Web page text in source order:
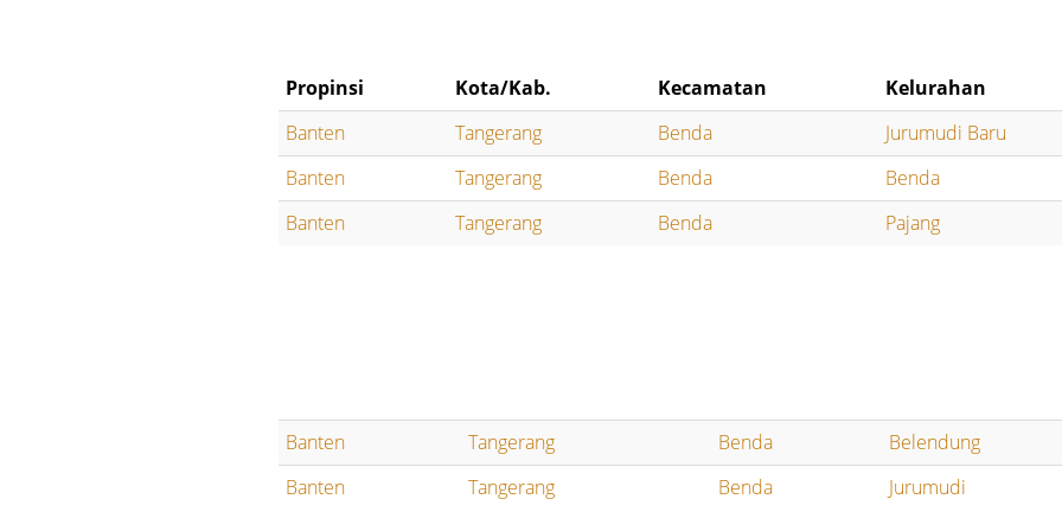
Propinsi Kota/Kab. Kecamatan
Kelurahan
Banten
Tangerang Benda
Jurumudi Baru
Banten
Tangerang Benda
Benda
Banten
Tangerang Benda Pajang
Banten Tangerang Benda
Belendung
Banten
Tangerang Benda Jurumudi